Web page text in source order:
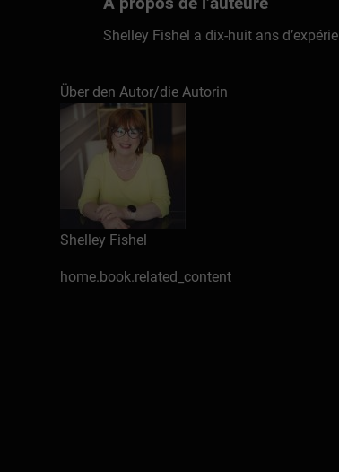
Shelley Fishel a dix-huit ans
effort dans ce dont ils ont vraiment
À propos de Shelley Fishel
À propos de PowerPoint 2016
Qu’est-ce que PowerPoint
Über den Autor/die Autorin
Shelley Fishel
home.book.related_content